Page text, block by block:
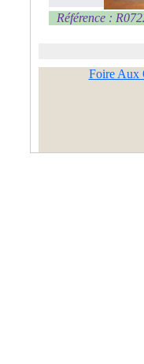
Référence :
Foire Aux